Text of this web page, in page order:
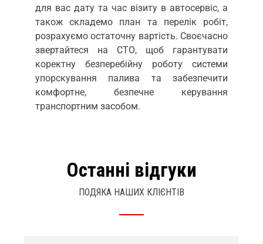
для вас дату та час візиту в автосервіс, а
також складемо план та перелік робіт,
розрахуємо остаточну вартість. Своєчасно
звертайтеся на СТО, щоб гарантувати
коректну безперебійну роботу системи
упорскування палива та забезпечити
комфортне, безпечне керування
транспортним засобом.
Останні відгуки
ПОДЯКА НАШИХ КЛІЄНТІВ